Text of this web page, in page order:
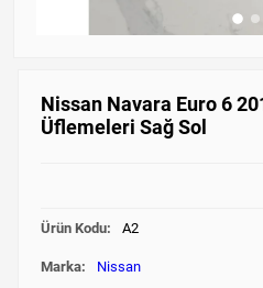
Nissan Navara Euro 6
Üflemeleri Sağ Sol
Ürün Kodu: A2
Marka: Nissan